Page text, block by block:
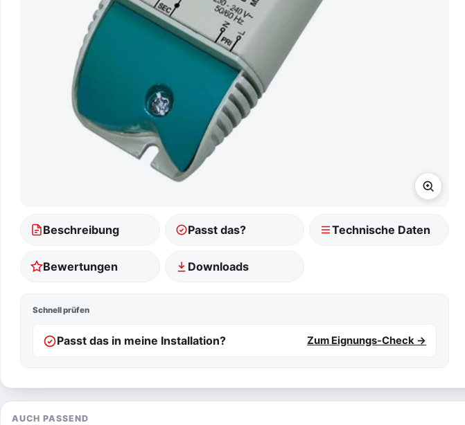
Beschreibung Passt das? Technische Daten
Bewertungen Downloads
Schnell prüfen
Passt das in meine Installation? Zum Eignungs-Check →
AUCH PASSEND